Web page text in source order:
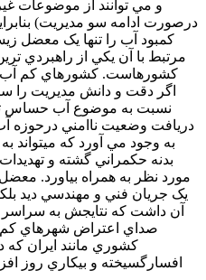
و مي توانند از موضوعات
درصورت ادامه سو مديريت)
کمبود آب را تنها يک معضل
مرتبط با آن يکي از راهبردي
کشورهاست. کشورهاي کم آب
اگر دقت و دانش مديريت را
نسبت به موضوع آب حساس
دريافت وضعيت ناامني درحوزه
به وجود مي آورد که
بدنه حکمراني گشته و
مورد نظر به همراه بياورد. معضل
يک جريان فني و مهندسي ديد
آن داشت که نتايجش به
صداي اعتراض شهرهاي کم
کشوري مانند ايران
افسارگسيخته و بيکاري روز